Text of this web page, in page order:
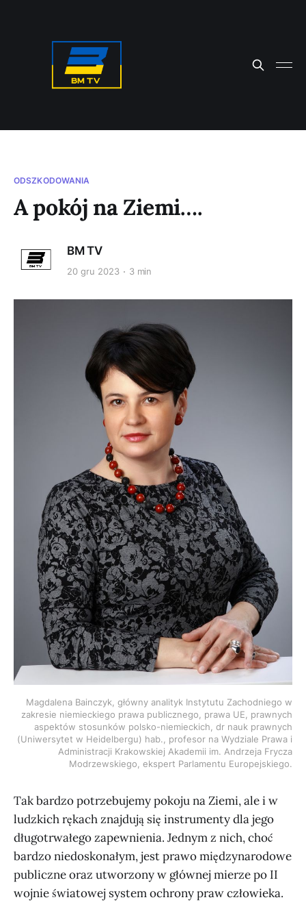
ODSZKODOWANIA
A pokój na Ziemi….
BM TV
20 gru 2023 3 min
Magdalena Bainczyk, główny analityk Instytutu Zachodniego w
zakresie niemieckiego prawa publicznego, prawa UE, prawnych
aspektów stosunków polsko-niemieckich, dr nauk prawnych
(Uniwersytet w Heidelbergu) hab., profesor na Wydziale Prawa i
Administracji Krakowskiej Akademii im. Andrzeja Frycza
Modrzewskiego, ekspert Parlamentu Europejskiego.
Tak bardzo potrzebujemy pokoju na Ziemi, ale i w
ludzkich rękach znajdują się instrumenty dla jego
długotrwałego zapewnienia. Jednym z nich, choć
bardzo niedoskonałym, jest prawo międzynarodowe
publiczne oraz utworzony w głównej mierze po II
wojnie światowej system ochrony praw człowieka.